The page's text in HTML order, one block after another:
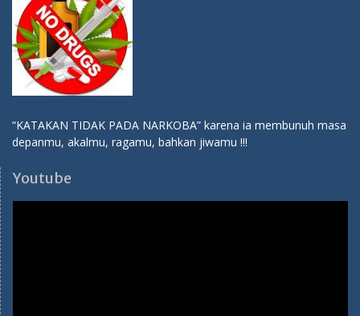
00:00 00:26
SPMB 2026-2027
Pendaftaran SPMB SMA Hang Tuah 1 Jakarta TP 2026-2027